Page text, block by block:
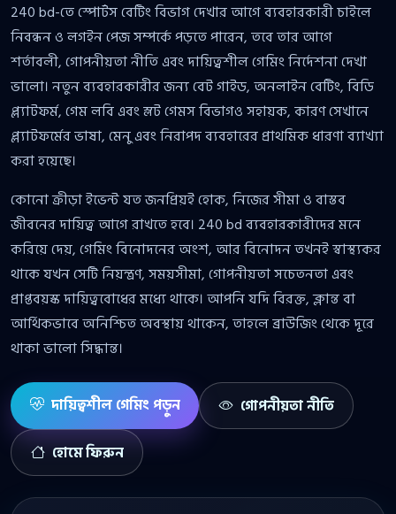
240 bd-তে স্পোর্টস বেটিং বিভাগ দেখার আগে ব্যবহারকারী চাইলে
নিবন্ধন ও লগইন পেজ সম্পর্কে পড়তে পারেন, তবে তার আগে
শর্তাবলী, গোপনীয়তা নীতি এবং দায়িত্বশীল গেমিং নির্দেশনা দেখা
ভালো। নতুন ব্যবহারকারীর জন্য বেট গাইড, অনলাইন বেটিং, বিডি
প্ল্যাটফর্ম, গেম লবি এবং স্লট গেমস বিভাগও সহায়ক, কারণ সেখানে
প্ল্যাটফর্মের ভাষা, মেনু এবং নিরাপদ ব্যবহারের প্রাথমিক ধারণা ব্যাখ্যা
করা হয়েছে।
কোনো ক্রীড়া ইভেন্ট যত জনপ্রিয়ই হোক, নিজের সীমা ও বাস্তব
জীবনের দায়িত্ব আগে রাখতে হবে। 240 bd ব্যবহারকারীদের মনে
করিয়ে দেয়, গেমিং বিনোদনের অংশ, আর বিনোদন তখনই স্বাস্থ্যকর
থাকে যখন সেটি নিয়ন্ত্রণ, সময়সীমা, গোপনীয়তা সচেতনতা এবং
প্রাপ্তবয়স্ক দায়িত্ববোধের মধ্যে থাকে। আপনি যদি বিরক্ত, ক্লান্ত বা
আর্থিকভাবে অনিশ্চিত অবস্থায় থাকেন, তাহলে ব্রাউজিং থেকে দূরে
থাকা ভালো সিদ্ধান্ত।
দায়িত্বশীল গেমিং পড়ুন গোপনীয়তা নীতি
হোমে ফিরুন